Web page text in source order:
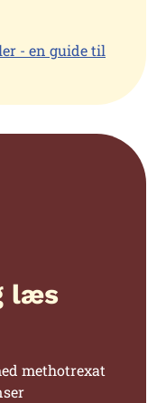
- en guide til
læs
methotrexat